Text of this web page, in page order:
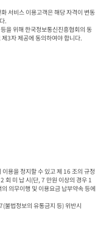
서비스 이용고객은 해당 자격이 변동
.
을 위해 한국정보통신진흥협회의 동
3자 제공에 동의하여야 합니다.
용을 정지할 수 있고 제 16 조의 규정
회 미 납 시(단, 7 만원 이상의 경우 1
의무이행 및 이용요금 납부약속 등에